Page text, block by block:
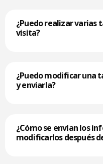
¿Puedo realizar varias
visita?
¿Puedo modificar una
y enviarla?
¿Cómo se envían los
modificarlos después